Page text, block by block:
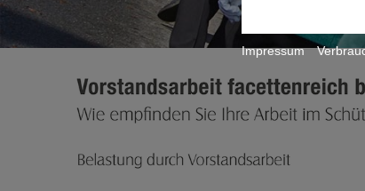
Impressum